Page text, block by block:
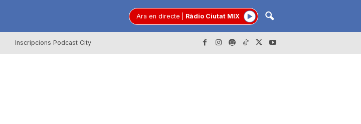
Ara en directe Ràdio Ciutat MIX
Inscripcions Podcast City